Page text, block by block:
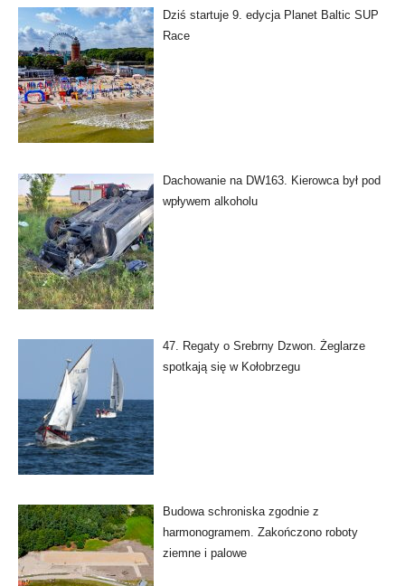
Dziś startuje 9. edycja Planet Baltic SUP
Race
Dachowanie na DW163. Kierowca był pod
wpływem alkoholu
47. Regaty o Srebrny Dzwon. Żeglarze
spotkają się w Kołobrzegu
Budowa schroniska zgodnie z
harmonogramem. Zakończono roboty
ziemne i palowe